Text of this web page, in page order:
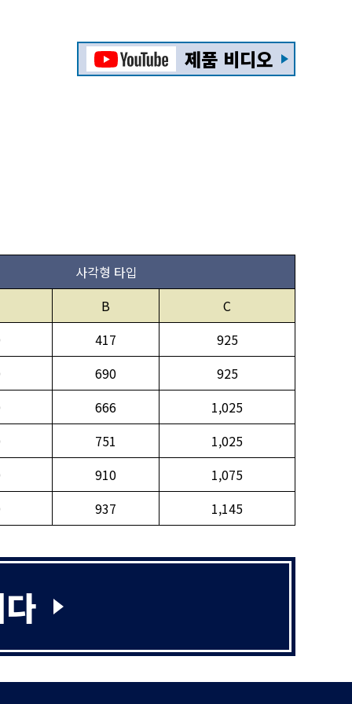
제품 비디오
사각형 타입
B
C
417
925
690
925
666
1,025
751
1,025
910
1,075
937 1,145